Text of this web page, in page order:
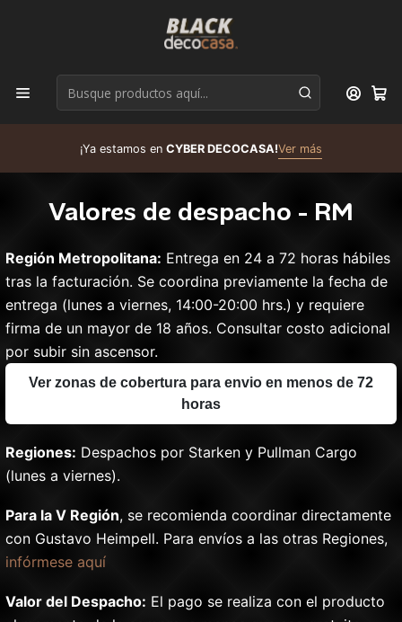
¡Ya estamos en CYBER DECOCASA!Ver más
Valores de despacho - RM
Región Metropolitana: Entrega en 24 a 72 horas hábiles
tras la facturación. Se coordina previamente la fecha de
entrega (lunes a viernes, 14:00-20:00 hrs.) y requiere
firma de un mayor de 18 años. Consultar costo adicional
por subir sin ascensor.
Ver zonas de cobertura para envio en menos de 72
horas
Regiones: Despachos por Starken y Pullman Cargo
(lunes a viernes).
Para la V Región, se recomienda coordinar directamente
con Gustavo Heimpell. Para envíos a las otras Regiones,
infórmese aquí
Valor del Despacho: El pago se realiza con el producto